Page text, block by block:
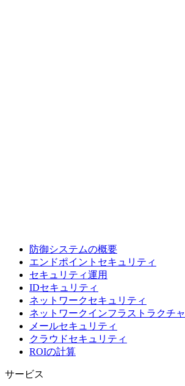
防御システムの概要
エンドポイントセキュリティ
セキュリティ運用
IDセキュリティ
ネットワークセキュリティ
ネットワークインフラストラクチャ
メールセキュリティ
クラウドセキュリティ
ROIの計算
サービス